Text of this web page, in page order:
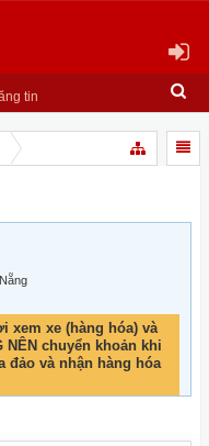
tin
xem xe (hàng hóa) và
NÊN chuyển khoản khi
và nhận hàng hóa